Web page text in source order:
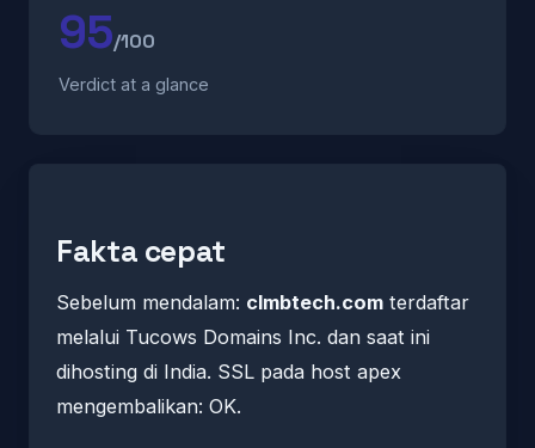
95/100
Verdict at a glance
Fakta cepat
Sebelum mendalam: clmbtech.com terdaftar
melalui Tucows Domains Inc. dan saat ini
dihosting di India. SSL pada host apex
mengembalikan: OK.